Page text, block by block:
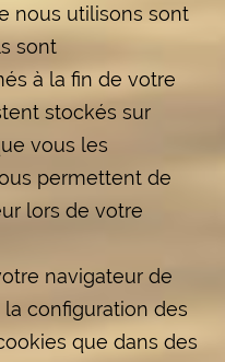
nous utilisons sont
sont
à la fin de votre
stockés sur
vous les
permettent de
lors de votre
navigateur de
configuration des
que dans des